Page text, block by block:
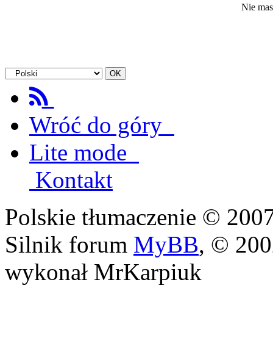
Nie
Wróć do góry
Lite mode
Kontakt
Polskie tłumaczenie ©
Silnik forum MyBB, ©
wykonał MrKarpiuk